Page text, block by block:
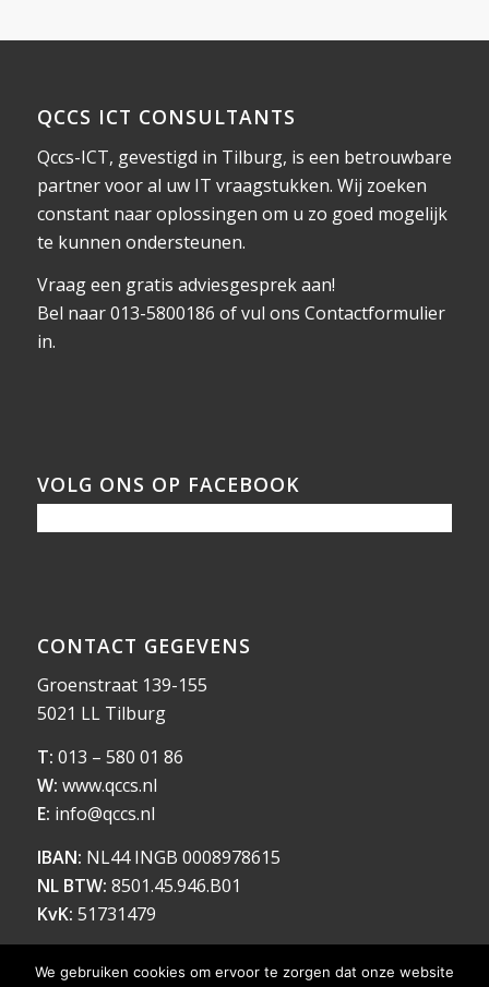
QCCS ICT CONSULTANTS
Qccs-ICT, gevestigd in Tilburg, is een betrouwbare
partner voor al uw IT vraagstukken. Wij zoeken
constant naar oplossingen om u zo goed mogelijk
te kunnen ondersteunen.
Vraag een gratis adviesgesprek aan!
Bel naar 013-5800186 of vul ons Contactformulier
in.
VOLG ONS OP FACEBOOK
CONTACT GEGEVENS
Groenstraat 139-155
5021 LL Tilburg
T: 013 – 580 01 86
W: www.qccs.nl
E: info@qccs.nl
IBAN: NL44 INGB 0008978615
NL BTW: 8501.45.946.B01
KvK: 51731479
We gebruiken cookies om ervoor te zorgen dat onze website